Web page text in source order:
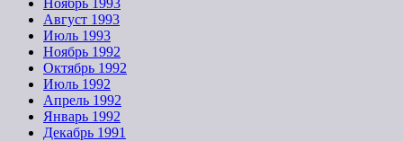
Август 1993
Июль 1993
Ноябрь 1992
Октябрь 1992
Июль 1992
Апрель 1992
Январь 1992
Декабрь 1991